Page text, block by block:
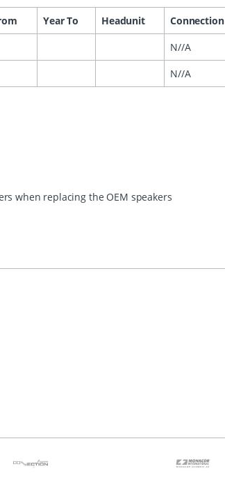
Year To Headunit
Connection
N//A
N//A
when replacing the OEM speakers